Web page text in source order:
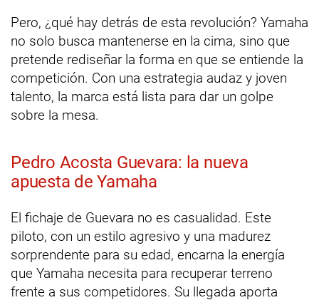
Pero, ¿qué hay detrás de esta revolución? Yamaha
no solo busca mantenerse en la cima, sino que
pretende rediseñar la forma en que se entiende la
competición. Con una estrategia audaz y joven
talento, la marca está lista para dar un golpe
sobre la mesa.
Pedro Acosta Guevara: la nueva
apuesta de Yamaha
El fichaje de Guevara no es casualidad. Este
piloto, con un estilo agresivo y una madurez
sorprendente para su edad, encarna la energía
que Yamaha necesita para recuperar terreno
frente a sus competidores. Su llegada aporta